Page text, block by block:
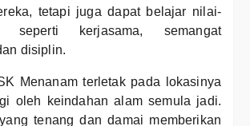
tetapi juga dapat belajar nilai-
kerjasama, semangat
disiplin.
Menanam terletak pada lokasinya
oleh keindahan alam semula jadi.
tenang dan damai memberikan